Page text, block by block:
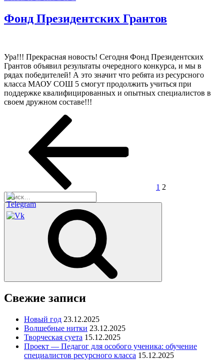
Фонд Президентских Грантов
Ура!!! Прекрасная новость! Сегодня Фонд Президентских
Грантов объявил результаты очередного конкурса, и мы в
рядах победителей! А это значит что ребята из ресурсного
класса МАОУ СОШ 5 смогут продолжить учиться при
поддержке квалифицированных и опытных специалистов в
своем дружном составе!!!
Навигация
записям
1 2
Искать:
Свежие записи
Новый год 23.12.2025
Волшебные нитки 23.12.2025
Творческая суета 15.12.2025
Проект — Педагог для особого ученика: обучение
специалистов ресурсного класса 15.12.2025